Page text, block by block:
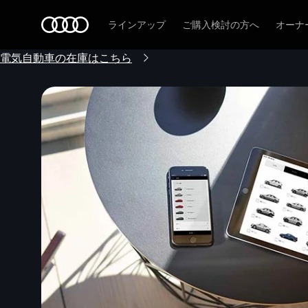
ラインアップ ご購入検討の方へ オーナ
電気自動車の在庫はこちら